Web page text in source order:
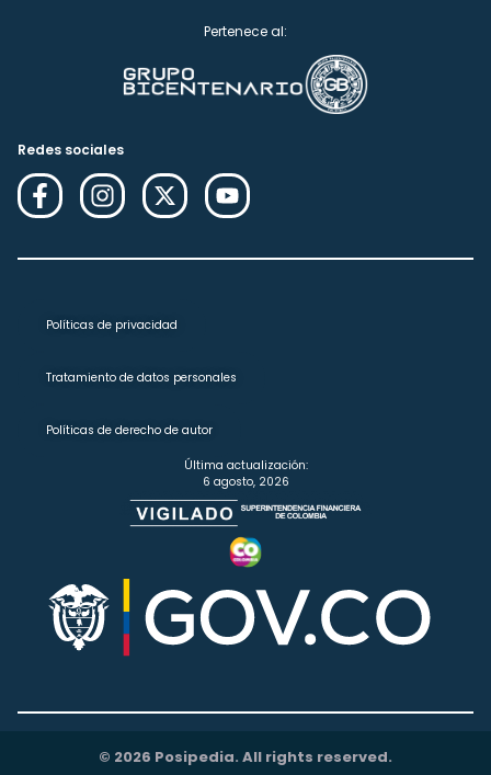
Pertenece al:
Redes sociales
Políticas de privacidad
Tratamiento de datos personales
Políticas de derecho de autor
Última actualización:
6 agosto, 2026
© 2026 Posipedia. All rights reserved.